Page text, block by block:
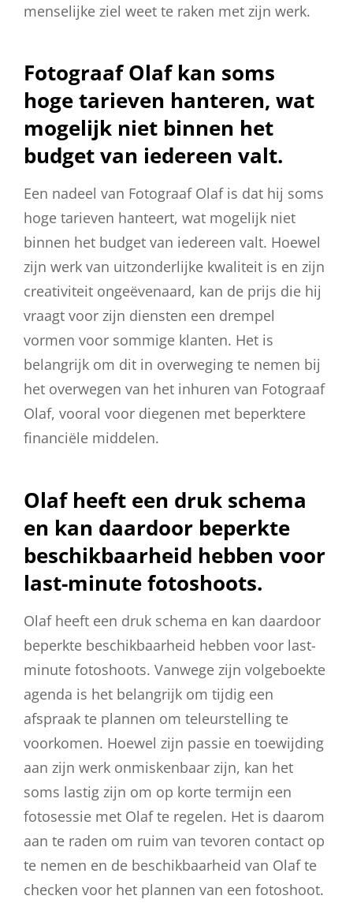
menselijke ziel weet te raken met zijn werk.
Fotograaf Olaf kan soms
hoge tarieven hanteren, wat
mogelijk niet binnen het
budget van iedereen valt.
Een nadeel van Fotograaf Olaf is dat hij soms
hoge tarieven hanteert, wat mogelijk niet
binnen het budget van iedereen valt. Hoewel
zijn werk van uitzonderlijke kwaliteit is en zijn
creativiteit ongeëvenaard, kan de prijs die hij
vraagt voor zijn diensten een drempel
vormen voor sommige klanten. Het is
belangrijk om dit in overweging te nemen bij
het overwegen van het inhuren van Fotograaf
Olaf, vooral voor diegenen met beperktere
financiële middelen.
Olaf heeft een druk schema
en kan daardoor beperkte
beschikbaarheid hebben voor
last-minute fotoshoots.
Olaf heeft een druk schema en kan daardoor
beperkte beschikbaarheid hebben voor last-
minute fotoshoots. Vanwege zijn volgeboekte
agenda is het belangrijk om tijdig een
afspraak te plannen om teleurstelling te
voorkomen. Hoewel zijn passie en toewijding
aan zijn werk onmiskenbaar zijn, kan het
soms lastig zijn om op korte termijn een
fotosessie met Olaf te regelen. Het is daarom
aan te raden om ruim van tevoren contact op
te nemen en de beschikbaarheid van Olaf te
checken voor het plannen van een fotoshoot.